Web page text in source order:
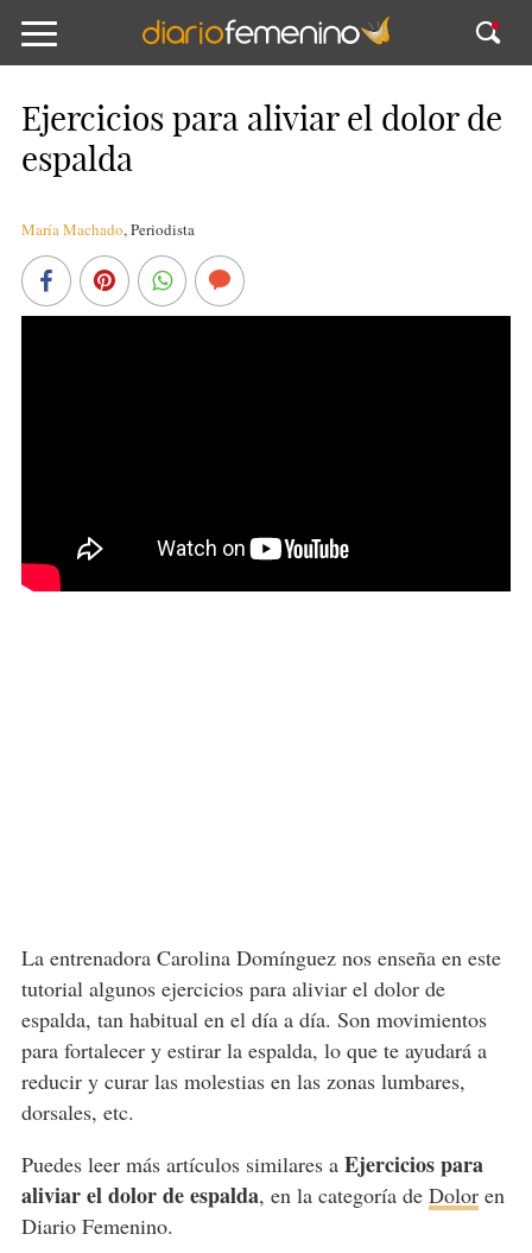
Ejercicios para aliviar el dolor de
espalda
María Machado,Periodista
La entrenadora Carolina Domínguez nos enseña en este
tutorial algunos ejercicios para aliviar el dolor de
espalda, tan habitual en el día a día. Son movimientos
para fortalecer y estirar la espalda, lo que te ayudará a
reducir y curar las molestias en las zonas lumbares,
dorsales, etc.
Puedes leer más artículos similares a Ejercicios para
aliviar el dolor de espalda, en la categoría de Doloren
Diario Femenino.